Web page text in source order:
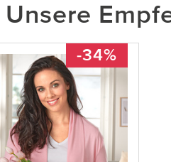
Unsere
-34%